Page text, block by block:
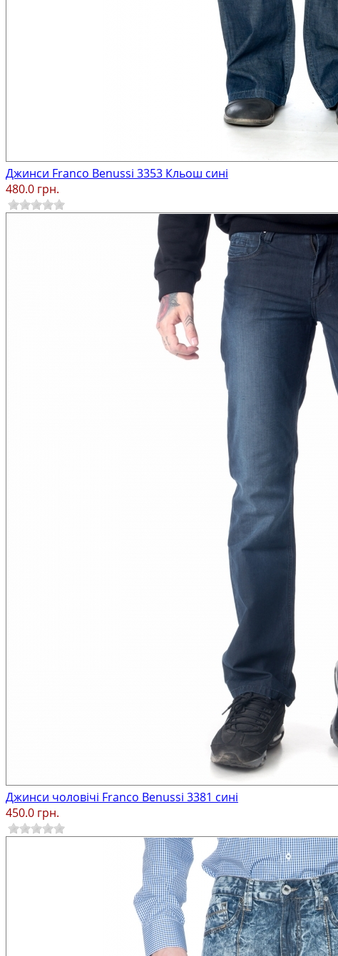
Джинси Franco Benussi 3353 Кльош сині
480.0 грн.
Джинси чоловічі Franco Benussi 3381 сині
450.0 грн.